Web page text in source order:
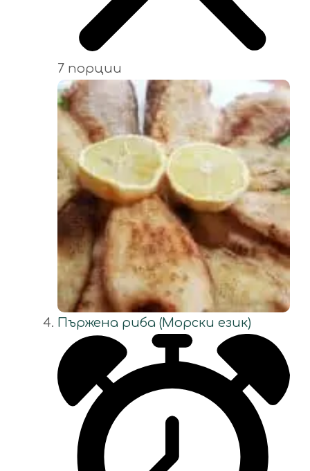
7 порции
Пържена риба (Морски език)